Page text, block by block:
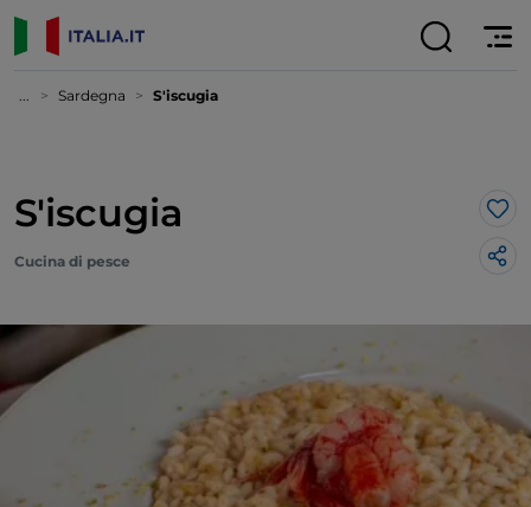
... Sardegna S'iscugia
S'iscugia
Cucina di pesce